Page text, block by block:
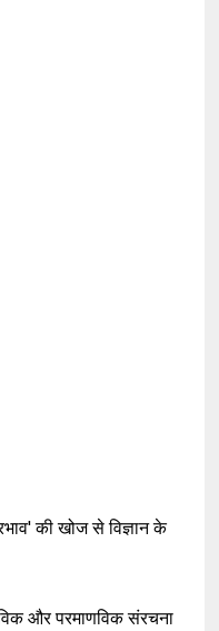
की खोज से विज्ञान के
और परमाणविक संरचना